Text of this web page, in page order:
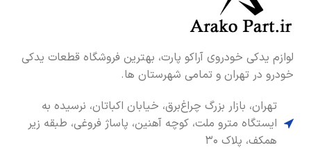
لوازم یدکی خودروی آراکو پارت، بهترین فروشگاه قطعات یدکی
خودرو در تهران و تمامی شهرستان ها.
تهران، بازار بزرگ چراغ‌برق، خیابان اکباتان، نرسیده به
ایستگاه مترو ملت، کوچه آهنین، پاساژ فروغی، طبقه زیر
همکف، پلاک ۳۰